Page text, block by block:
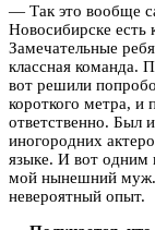
— Так это вообще
Новосибирске есть
Замечательные
классная команда.
вот решили
короткого метра, и
ответственно. Был
иногородних
языке. И вот одним
мой нынешний муж.
невероятный опыт.